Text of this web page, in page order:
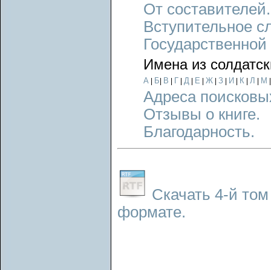
От составителей.
Вступительное
Имена из
А Б В Г Д Е Ж З И К Л М
Адреса
Отзывы о книге.
Благодарность.
Скачать 4-й
формате.